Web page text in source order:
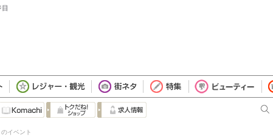
イベント